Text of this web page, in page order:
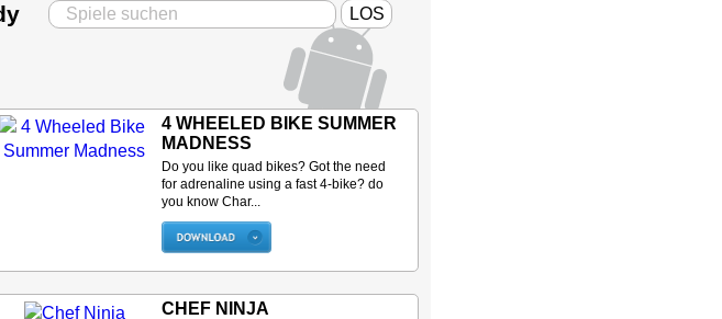
4 WHEELED BIKE SUMMER
MADNESS
Do you like quad bikes? Got the need
for adrenaline using a fast 4-bike? do
you know Char...
CHEF NINJA